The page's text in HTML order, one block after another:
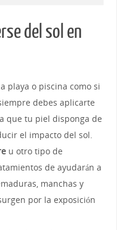
del sol en
playa o piscina como si
debes aplicarte
que tu piel disponga de
el impacto del sol.
u otro tipo de
de ayudarán a
manchas y
por la exposición